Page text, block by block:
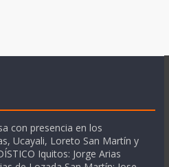
con presencia en los
Ucayali, Loreto San Martín y
Iquitos: Jorge Arias